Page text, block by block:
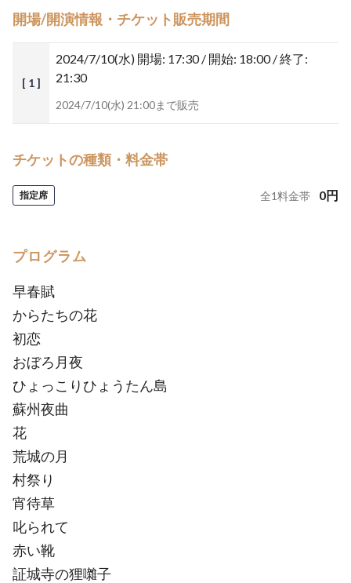
開場/開演情報・チケット販売期間
[ 1 ]
2024/7/10(水) 開場: 17:30 / 開始: 18:00 / 終了:
21:30
2024/7/10(水) 21:00まで販売
チケットの種類・料金帯
指定席 全1料金帯 0円
プログラム
早春賦
からたちの花
初恋
おぼろ月夜
ひょっこりひょうたん島
蘇州夜曲
花
荒城の月
村祭り
宵待草
叱られて
赤い靴
証城寺の狸囃子